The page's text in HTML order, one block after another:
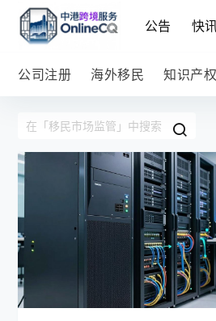
公告 快
公司注册 海外移民 知识产权